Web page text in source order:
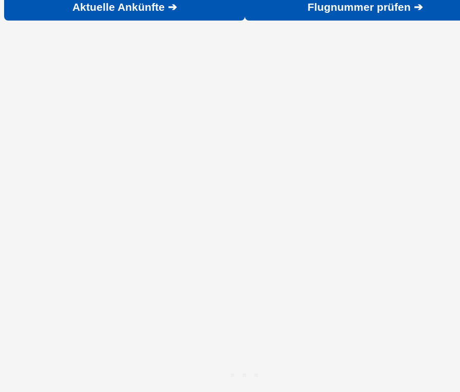
Aktuelle Ankünfte ➔ Flugnummer prüfen ➔